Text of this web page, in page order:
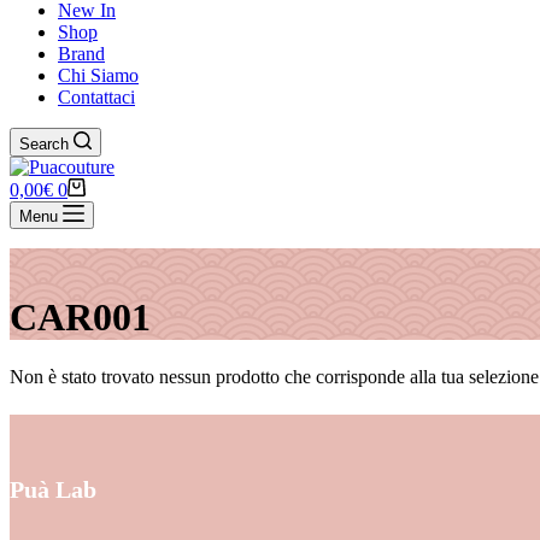
New In
Shop
Brand
Chi Siamo
Contattaci
Search
Carrello
0,00€ 0
Menu
CAR001
Non è stato trovato nessun prodotto che corrisponde alla tua
Puà Lab